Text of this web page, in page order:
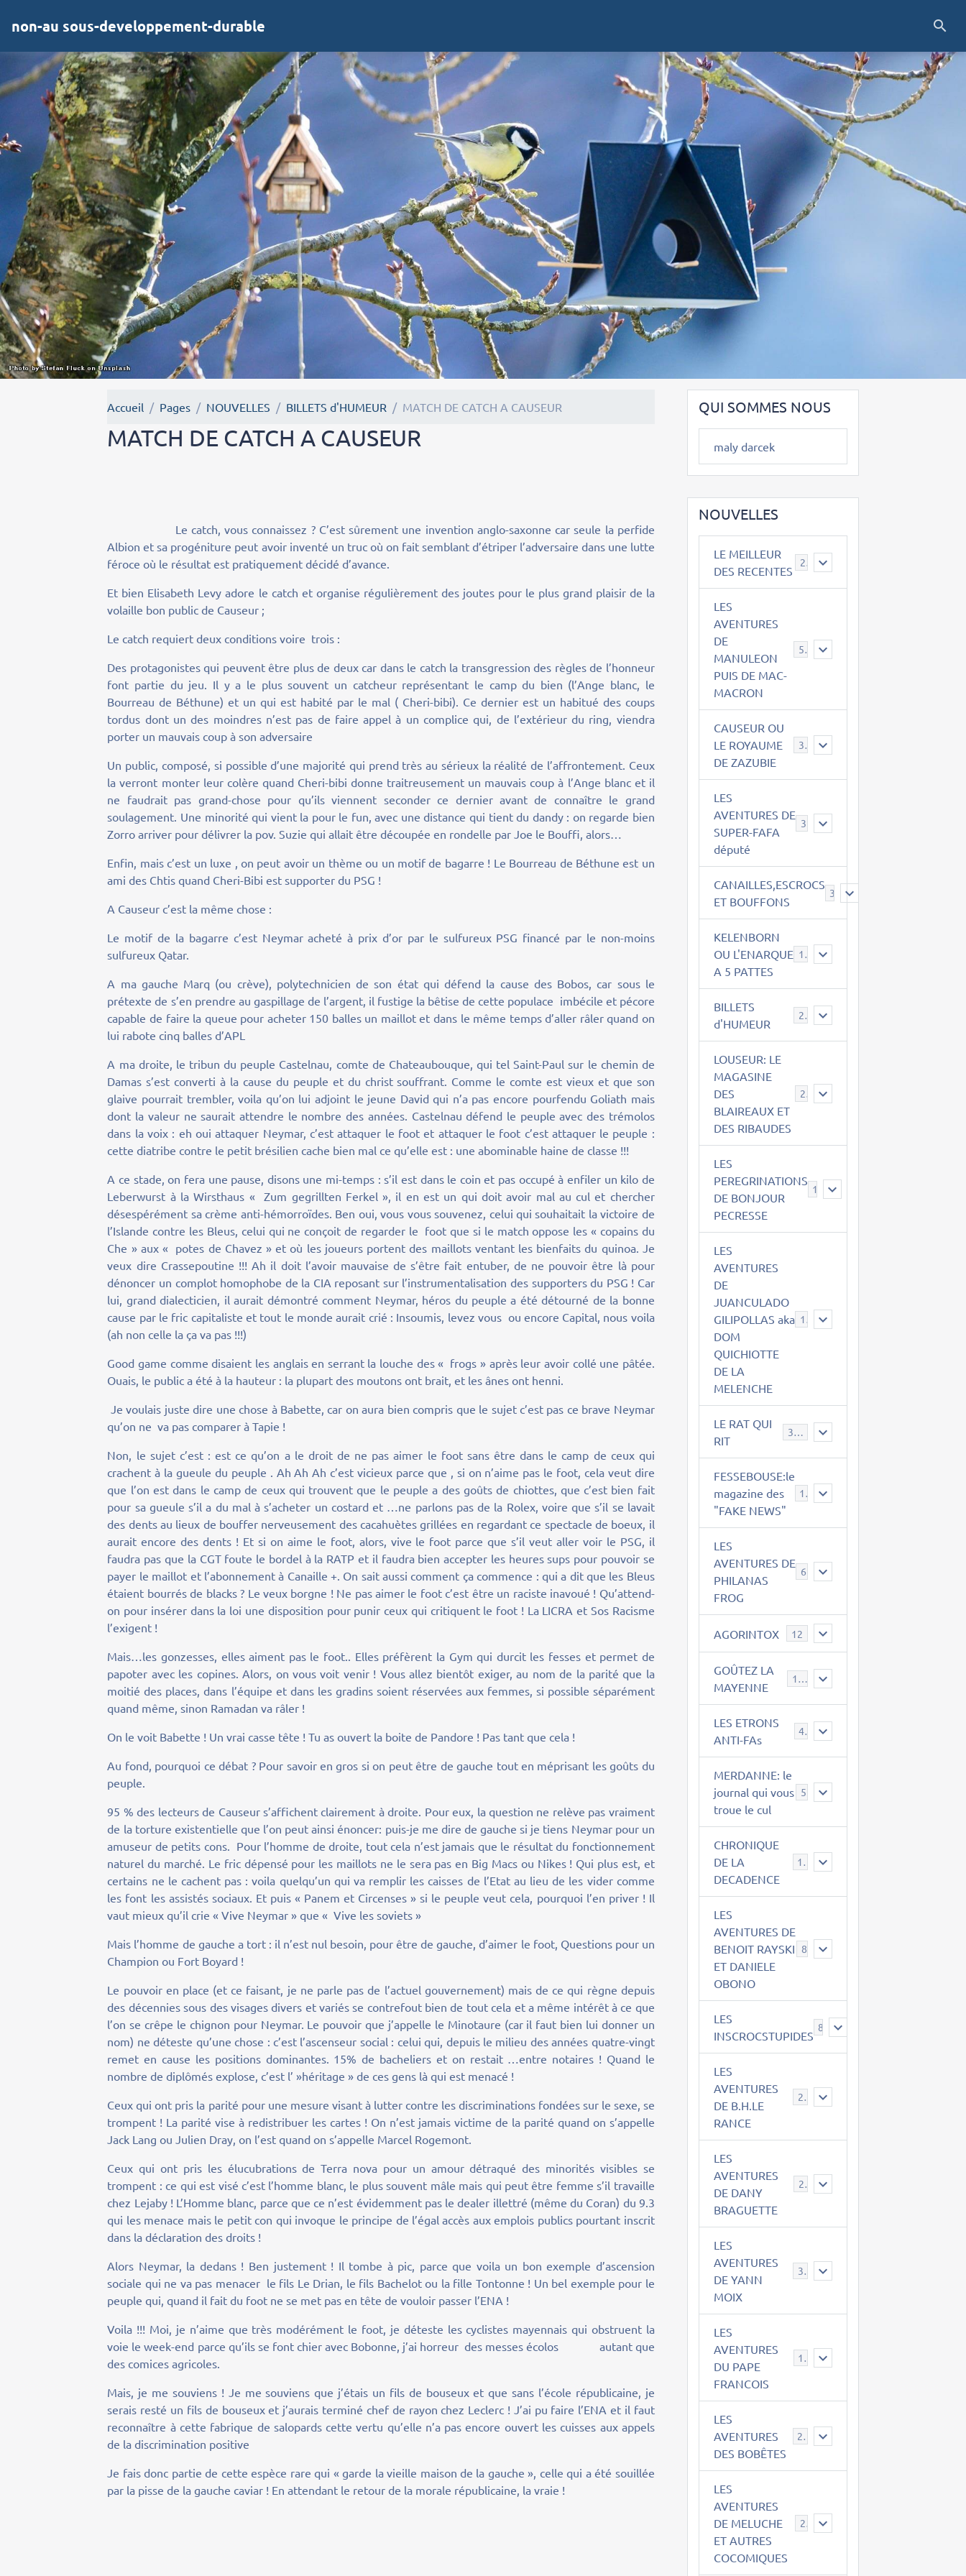
non-au sous-developpement-durable
Accueil Pages NOUVELLES BILLETS d'HUMEUR MATCH DE CATCH A CAUSEUR
MATCH DE CATCH A CAUSEUR
Le catch, vous connaissez ? C’est sûrement une invention anglo-saxonne car seule la perfide
Albion et sa progéniture peut avoir inventé un truc où on fait semblant d’étriper l’adversaire dans une lutte
féroce où le résultat est pratiquement décidé d’avance.
Et bien Elisabeth Levy adore le catch et organise régulièrement des joutes pour le plus grand plaisir de la
volaille bon public de Causeur ;
Le catch requiert deux conditions voire trois :
Des protagonistes qui peuvent être plus de deux car dans le catch la transgression des règles de l’honneur
font partie du jeu. Il y a le plus souvent un catcheur représentant le camp du bien (l’Ange blanc, le
Bourreau de Béthune) et un qui est habité par le mal ( Cheri-bibi). Ce dernier est un habitué des coups
tordus dont un des moindres n’est pas de faire appel à un complice qui, de l’extérieur du ring, viendra
porter un mauvais coup à son adversaire
Un public, composé, si possible d’une majorité qui prend très au sérieux la réalité de l’affrontement. Ceux
la verront monter leur colère quand Cheri-bibi donne traitreusement un mauvais coup à l’Ange blanc et il
ne faudrait pas grand-chose pour qu’ils viennent seconder ce dernier avant de connaître le grand
soulagement. Une minorité qui vient la pour le fun, avec une distance qui tient du dandy : on regarde bien
Zorro arriver pour délivrer la pov. Suzie qui allait être découpée en rondelle par Joe le Bouffi, alors…
Enfin, mais c’est un luxe , on peut avoir un thème ou un motif de bagarre ! Le Bourreau de Béthune est un
ami des Chtis quand Cheri-Bibi est supporter du PSG !
A Causeur c’est la même chose :
Le motif de la bagarre c’est Neymar acheté à prix d’or par le sulfureux PSG financé par le non-moins
sulfureux Qatar.
A ma gauche Marq (ou crève), polytechnicien de son état qui défend la cause des Bobos, car sous le
prétexte de s’en prendre au gaspillage de l’argent, il fustige la bêtise de cette populace imbécile et pécore
capable de faire la queue pour acheter 150 balles un maillot et dans le même temps d’aller râler quand on
lui rabote cinq balles d’APL
A ma droite, le tribun du peuple Castelnau, comte de Chateaubouque, qui tel Saint-Paul sur le chemin de
Damas s’est converti à la cause du peuple et du christ souffrant. Comme le comte est vieux et que son
glaive pourrait trembler, voila qu’on lui adjoint le jeune David qui n’a pas encore pourfendu Goliath mais
dont la valeur ne saurait attendre le nombre des années. Castelnau défend le peuple avec des trémolos
dans la voix : eh oui attaquer Neymar, c’est attaquer le foot et attaquer le foot c’est attaquer le peuple :
cette diatribe contre le petit brésilien cache bien mal ce qu’elle est : une abominable haine de classe !!!
A ce stade, on fera une pause, disons une mi-temps : s’il est dans le coin et pas occupé à enfiler un kilo de
Leberwurst à la Wirsthaus « Zum gegrillten Ferkel », il en est un qui doit avoir mal au cul et chercher
désespérément sa crème anti-hémorroïdes. Ben oui, vous vous souvenez, celui qui souhaitait la victoire de
l’Islande contre les Bleus, celui qui ne conçoit de regarder le foot que si le match oppose les « copains du
Che » aux « potes de Chavez » et où les joueurs portent des maillots ventant les bienfaits du quinoa. Je
veux dire Crassepoutine !!! Ah il doit l’avoir mauvaise de s’être fait entuber, de ne pouvoir être là pour
dénoncer un complot homophobe de la CIA reposant sur l’instrumentalisation des supporters du PSG ! Car
lui, grand dialecticien, il aurait démontré comment Neymar, héros du peuple a été détourné de la bonne
cause par le fric capitaliste et tout le monde aurait crié : Insoumis, levez vous ou encore Capital, nous voila
(ah non celle la ça va pas !!!)
Good game comme disaient les anglais en serrant la louche des « frogs » après leur avoir collé une pâtée.
Ouais, le public a été à la hauteur : la plupart des moutons ont brait, et les ânes ont henni.
Je voulais juste dire une chose à Babette, car on aura bien compris que le sujet c’est pas ce brave Neymar
qu’on ne va pas comparer à Tapie !
Non, le sujet c’est : est ce qu’on a le droit de ne pas aimer le foot sans être dans le camp de ceux qui
crachent à la gueule du peuple . Ah Ah Ah c’est vicieux parce que , si on n’aime pas le foot, cela veut dire
que l’on est dans le camp de ceux qui trouvent que le peuple a des goûts de chiottes, que c’est bien fait
pour sa gueule s’il a du mal à s’acheter un costard et …ne parlons pas de la Rolex, voire que s’il se lavait
des dents au lieux de bouffer nerveusement des cacahuètes grillées en regardant ce spectacle de boeux, il
aurait encore des dents ! Et si on aime le foot, alors, vive le foot parce que s’il veut aller voir le PSG, il
faudra pas que la CGT foute le bordel à la RATP et il faudra bien accepter les heures sups pour pouvoir se
payer le maillot et l’abonnement à Canaille +. On sait aussi comment ça commence : qui a dit que les Bleus
étaient bourrés de blacks ? Le veux borgne ! Ne pas aimer le foot c’est être un raciste inavoué ! Qu’attend-
on pour insérer dans la loi une disposition pour punir ceux qui critiquent le foot ! La LICRA et Sos Racisme
l’exigent !
Mais…les gonzesses, elles aiment pas le foot.. Elles préfèrent la Gym qui durcit les fesses et permet de
papoter avec les copines. Alors, on vous voit venir ! Vous allez bientôt exiger, au nom de la parité que la
moitié des places, dans l’équipe et dans les gradins soient réservées aux femmes, si possible séparément
quand même, sinon Ramadan va râler !
On le voit Babette ! Un vrai casse tête ! Tu as ouvert la boite de Pandore ! Pas tant que cela !
Au fond, pourquoi ce débat ? Pour savoir en gros si on peut être de gauche tout en méprisant les goûts du
peuple.
95 % des lecteurs de Causeur s’affichent clairement à droite. Pour eux, la question ne relève pas vraiment
de la torture existentielle que l’on peut ainsi énoncer: puis-je me dire de gauche si je tiens Neymar pour un
amuseur de petits cons. Pour l’homme de droite, tout cela n’est jamais que le résultat du fonctionnement
naturel du marché. Le fric dépensé pour les maillots ne le sera pas en Big Macs ou Nikes ! Qui plus est, et
certains ne le cachent pas : voila quelqu’un qui va remplir les caisses de l’Etat au lieu de les vider comme
les font les assistés sociaux. Et puis « Panem et Circenses » si le peuple veut cela, pourquoi l’en priver ! Il
vaut mieux qu’il crie « Vive Neymar » que « Vive les soviets »
Mais l’homme de gauche a tort : il n’est nul besoin, pour être de gauche, d’aimer le foot, Questions pour un
Champion ou Fort Boyard !
Le pouvoir en place (et ce faisant, je ne parle pas de l’actuel gouvernement) mais de ce qui règne depuis
des décennies sous des visages divers et variés se contrefout bien de tout cela et a même intérêt à ce que
l’on se crêpe le chignon pour Neymar. Le pouvoir que j’appelle le Minotaure (car il faut bien lui donner un
nom) ne déteste qu’une chose : c’est l’ascenseur social : celui qui, depuis le milieu des années quatre-vingt
remet en cause les positions dominantes. 15% de bacheliers et on restait …entre notaires ! Quand le
nombre de diplômés explose, c’est l’ »héritage » de ces gens là qui est menacé !
Ceux qui ont pris la parité pour une mesure visant à lutter contre les discriminations fondées sur le sexe, se
trompent ! La parité vise à redistribuer les cartes ! On n’est jamais victime de la parité quand on s’appelle
Jack Lang ou Julien Dray, on l’est quand on s’appelle Marcel Rogemont.
Ceux qui ont pris les élucubrations de Terra nova pour un amour détraqué des minorités visibles se
trompent : ce qui est visé c’est l’homme blanc, le plus souvent mâle mais qui peut être femme s’il travaille
chez Lejaby ! L’Homme blanc, parce que ce n’est évidemment pas le dealer illettré (même du Coran) du 9.3
qui les menace mais le petit con qui invoque le principe de l’égal accès aux emplois publics pourtant inscrit
dans la déclaration des droits !
Alors Neymar, la dedans ! Ben justement ! Il tombe à pic, parce que voila un bon exemple d’ascension
sociale qui ne va pas menacer le fils Le Drian, le fils Bachelot ou la fille Tontonne ! Un bel exemple pour le
peuple qui, quand il fait du foot ne se met pas en tête de vouloir passer l’ENA !
Voila !!! Moi, je n’aime que très modérément le foot, je déteste les cyclistes mayennais qui obstruent la
voie le week-end parce qu’ils se font chier avec Bobonne, j’ai horreur des messes écolos autant que
des comices agricoles.
Mais, je me souviens ! Je me souviens que j’étais un fils de bouseux et que sans l’école républicaine, je
serais resté un fils de bouseux et j’aurais terminé chef de rayon chez Leclerc ! J’ai pu faire l’ENA et il faut
reconnaître à cette fabrique de salopards cette vertu qu’elle n’a pas encore ouvert les cuisses aux appels
de la discrimination positive
Je fais donc partie de cette espèce rare qui « garde la vieille maison de la gauche », celle qui a été souillée
par la pisse de la gauche caviar ! En attendant le retour de la morale républicaine, la vraie !
QUI SOMMES NOUS
maly darcek
NOUVELLES
LE MEILLEUR
DES RECENTES
2
LES
AVENTURES
DE
MANULEON
PUIS DE MAC-
MACRON
543
CAUSEUR OU
LE ROYAUME
DE ZAZUBIE
38
LES
AVENTURES DE
SUPER-FAFA
député
CANAILLES,ESCROCS
ET BOUFFONS
385
KELENBORN
OU L'ENARQUE
A 5 PATTES
14
BILLETS
d'HUMEUR
2
LOUSEUR: LE
MAGASINE
DES
BLAIREAUX ET
DES RIBAUDES
21
LES
PEREGRINATIONS
DE BONJOUR
PECRESSE
14
LES
AVENTURES
DE
JUANCULADO
GILIPOLLAS aka
DOM
QUICHIOTTE
DE LA
MELENCHE
119
LE RAT QUI
RIT
395
FESSEBOUSE:le
magazine des
"FAKE NEWS"
19
LES
AVENTURES DE
PHILANAS
FROG
AGORINTOX 12
GOÛTEZ LA
MAYENNE
189
LES ETRONS
ANTI-FAs
4
MERDANNE: le
journal qui vous
troue le cul
CHRONIQUE
DE LA
DECADENCE
12
LES
AVENTURES DE
BENOIT RAYSKI
ET DANIELE
OBONO
LES
INSCROCSTUPIDES
8
LES
AVENTURES
DE B.H.LE
RANCE
21
LES
AVENTURES
DE DANY
BRAGUETTE
29
LES
AVENTURES
DE YANN
MOIX
39
LES
AVENTURES
DU PAPE
FRANCOIS
15
LES
AVENTURES
DES BOBÊTES
23
LES
AVENTURES
DE MELUCHE
ET AUTRES
COCOMIQUES
22